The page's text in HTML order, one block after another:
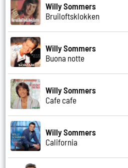
Willy Sommers
Bruiloftsklokken
Willy Sommers
Buona notte
Willy Sommers
Cafe cafe
Willy Sommers
California